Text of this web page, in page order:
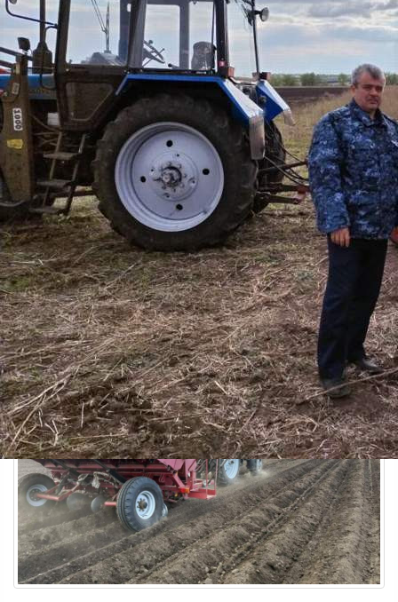
Хакасия набирает
обороты посевная
кампания
Экономика
22.05.2026 08:08623